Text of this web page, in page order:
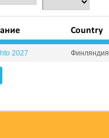
Country
2027 Финляндия